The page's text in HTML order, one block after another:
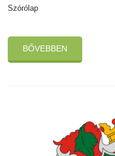
Szórólap
BŐVEBBEN